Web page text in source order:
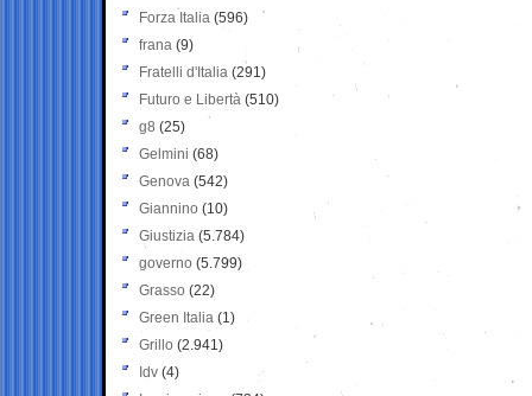
Forza Italia (596)
frana (9)
Fratelli d'Italia (291)
Futuro e Libertà (510)
g8 (25)
Gelmini (68)
Genova (542)
Giannino (10)
Giustizia (5.784)
governo (5.799)
Grasso (22)
Green Italia (1)
Grillo (2.941)
Idv (4)